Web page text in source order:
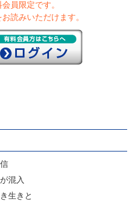
員限定です。
読みいただけます。
混入
生きと